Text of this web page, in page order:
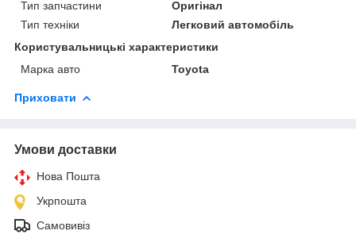
Тип запчастини
Оригінал
Тип техніки
Легковий автомобіль
Користувальницькі характеристики
Марка авто
Toyota
Приховати
Умови доставки
Нова Пошта
Укрпошта
Самовивіз